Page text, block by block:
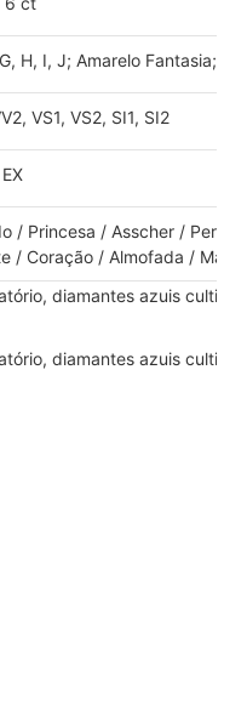
H, I, J; Amarelo Fantasia;
VS1, VS2, SI1, SI2
/ Princesa / Asscher / Pera
/ Coração / Almofada /